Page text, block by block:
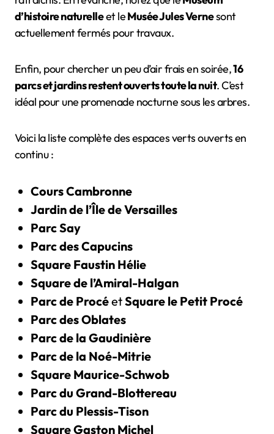
d’histoire naturelleet leMusée Jules Vernesont
actuellement fermés pour travaux.
Enfin, pour chercher un peu d’air frais en soirée,16
parcs et jardins restent ouverts toute la nuit. C’est
idéal pour une promenade nocturne sous les arbres.
Voici la liste complète des espaces verts ouverts en
continu :
Cours Cambronne
Jardin de l’Île de Versailles
Parc Say
Parc des Capucins
Square Faustin Hélie
Square de l’Amiral-Halgan
Parc de ProcéetSquare le Petit Procé
Parc des Oblates
Parc de la Gaudinière
Parc de la Noé-Mitrie
Square Maurice-Schwob
Parc du Grand-Blottereau
Parc du Plessis-Tison
Square Gaston Michel